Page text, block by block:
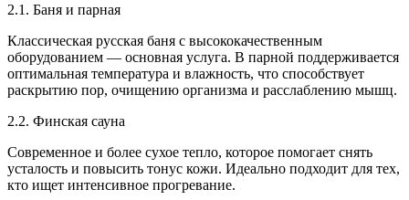
2.1. Баня и парная
Классическая русская баня с высококачественным
оборудованием — основная услуга. В парной поддерживается
оптимальная температура и влажность, что способствует
раскрытию пор, очищению организма и расслаблению мышц.
2.2. Финская сауна
Современное и более сухое тепло, которое помогает снять
усталость и повысить тонус кожи. Идеально подходит для тех,
кто ищет интенсивное прогревание.